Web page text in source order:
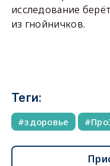
исследование
из гнойничков.
Теги:
здоровье